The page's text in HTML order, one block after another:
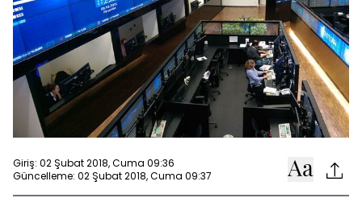
Giriş: 02 Şubat 2018, Cuma 09:36
Güncelleme: 02 Şubat 2018, Cuma 09:37